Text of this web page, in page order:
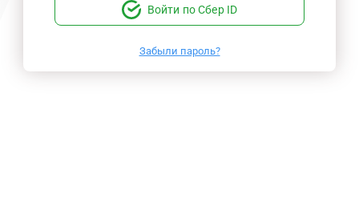
Войти по Сбер ID
Забыли пароль?